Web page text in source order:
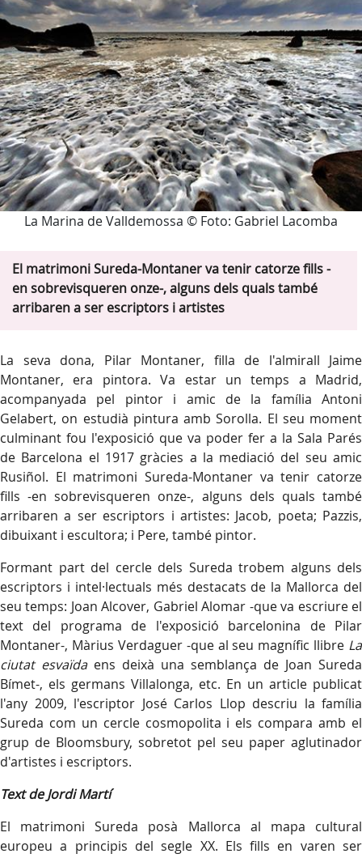
La Marina de Valldemossa © Foto: Gabriel Lacomba
El matrimoni Sureda-Montaner va tenir catorze fills -
en sobrevisqueren onze-, alguns dels quals també
arribaren a ser escriptors i artistes
La seva dona, Pilar Montaner, filla de l'almirall Jaime
Montaner, era pintora. Va estar un temps a Madrid,
acompanyada pel pintor i amic de la família Antoni
Gelabert, on estudià pintura amb Sorolla. El seu moment
culminant fou l'exposició que va poder fer a la Sala Parés
de Barcelona el 1917 gràcies a la mediació del seu amic
Rusiñol. El matrimoni Sureda-Montaner va tenir catorze
fills -en sobrevisqueren onze-, alguns dels quals també
arribaren a ser escriptors i artistes: Jacob, poeta; Pazzis,
dibuixant i escultora; i Pere, també pintor.
Formant part del cercle dels Sureda trobem alguns dels
escriptors i intel·lectuals més destacats de la Mallorca del
seu temps: Joan Alcover, Gabriel Alomar -que va escriure el
text del programa de l'exposició barcelonina de Pilar
Montaner-, Màrius Verdaguer -que al seu magnífic llibre La
ciutat esvaïdaens deixà una semblança de Joan Sureda
Bímet-, els germans Villalonga, etc. En un article publicat
l'any 2009, l'escriptor José Carlos Llop descriu la família
Sureda com un cercle cosmopolita i els compara amb el
grup de Bloomsbury, sobretot pel seu paper aglutinador
d'artistes i escriptors.
Text de Jordi Martí
El matrimoni Sureda posà Mallorca al mapa cultural
europeu a principis del segle XX. Els fills en varen ser